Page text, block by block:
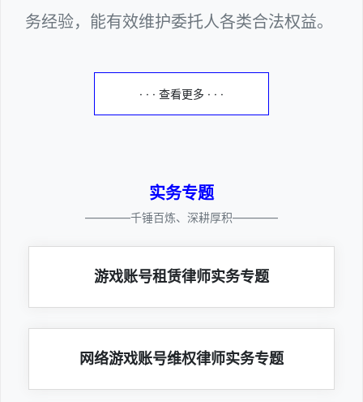
务经验，能有效维护委托人各类合法权益。
· · · 查看更多 · · ·
实务专题
————千锤百炼、深耕厚积————
游戏账号租赁律师实务专题
网络游戏账号维权律师实务专题